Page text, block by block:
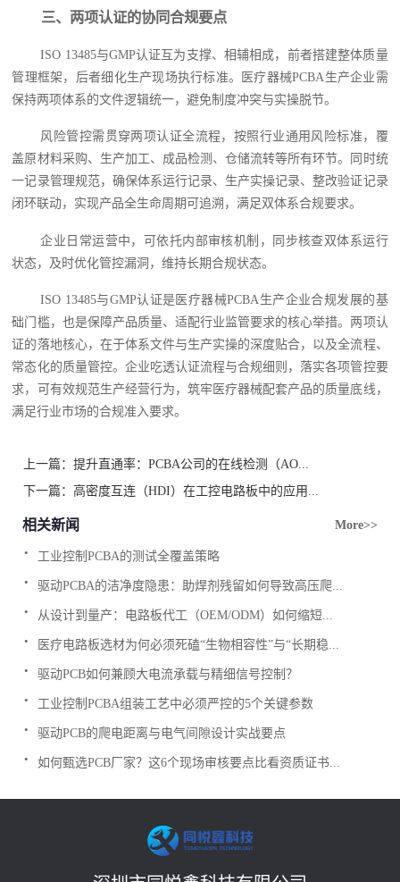
三、两项认证的协同合规要点
ISO 13485与GMP认证互为支撑、相辅相成，前者搭建整体质量
管理框架，后者细化生产现场执行标准。医疗器械PCBA生产企业需
保持两项体系的文件逻辑统一，避免制度冲突与实操脱节。
风险管控需贯穿两项认证全流程，按照行业通用风险标准，覆
盖原材料采购、生产加工、成品检测、仓储流转等所有环节。同时统
一记录管理规范，确保体系运行记录、生产实操记录、整改验证记录
闭环联动，实现产品全生命周期可追溯，满足双体系合规要求。
企业日常运营中，可依托内部审核机制，同步核查双体系运行
状态，及时优化管控漏洞，维持长期合规状态。
ISO 13485与GMP认证是医疗器械PCBA生产企业合规发展的基
础门槛，也是保障产品质量、适配行业监管要求的核心举措。两项认
证的落地核心，在于体系文件与生产实操的深度贴合，以及全流程、
常态化的质量管控。企业吃透认证流程与合规细则，落实各项管控要
求，可有效规范生产经营行为，筑牢医疗器械配套产品的质量底线，
满足行业市场的合规准入要求。
上一篇：提升直通率：PCBA公司的在线检测（AO...
下一篇： 高密度互连（HDI）在工控电路板中的应用...
相关新闻 More>>
工业控制PCBA的测试全覆盖策略
.
驱动PCBA的洁净度隐患：助焊剂残留如何导致高压爬...
.
从设计到量产：电路板代工（OEM/ODM）如何缩短...
.
医疗电路板选材为何必须死磕“生物相容性”与“长期稳...
.
驱动PCB如何兼顾大电流承载与精细信号控制？
.
工业控制PCBA组装工艺中必须严控的5个关键参数
.
驱动PCB的爬电距离与电气间隙设计实战要点
.
如何甄选PCB厂家？这6个现场审核要点比看资质证书...
.